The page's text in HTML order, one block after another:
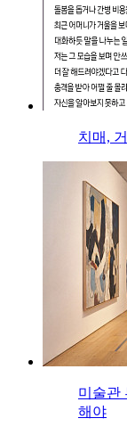
치매,
미술관
해야